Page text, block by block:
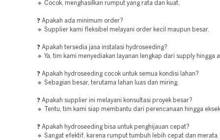
🔹 Cocok, menghasilkan rumput yang rata dan kuat.
❓ Apakah ada minimum order?
🔹 Supplier kami fleksibel melayani order kecil maupun besar.
❓ Apakah tersedia jasa instalasi hydroseeding?
🔹 Ya, tim kami menyediakan layanan lengkap dari supply hingga
❓ Apakah hydroseeding cocok untuk semua kondisi lahan?
🔹 Sebagian besar, terutama lahan luas dan miring.
❓ Apakah supplier ini melayani konsultasi proyek besar?
🔹 Tentu, tim kami siap membantu dari perencanaan hingga
❓ Apakah hydroseeding bisa untuk penghijauan cepat?
🔹 Sangat efektif, karena rumput tumbuh lebih cepat dan merata.